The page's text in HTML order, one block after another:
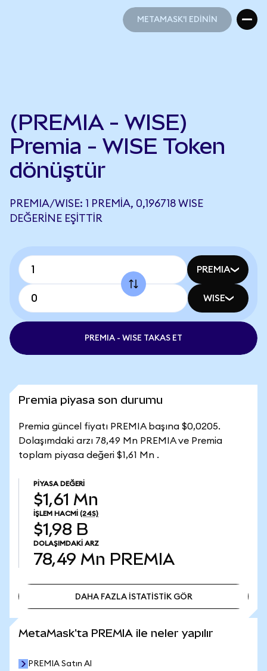
METAMASK'I EDİNİN
(PREMIA - WISE)
Premia - WISE Token
dönüştür
PREMIA/WISE: 1 PREMIA, 0,196718 WISE
DEĞERINE EŞITTIR
PREMIA
WISE
PREMIA - WISE TAKAS ET
Premia piyasa son durumu
Premia güncel fiyatı PREMIA başına $0,0205.
Dolaşımdaki arzı 78,49 Mn PREMIA ve Premia
toplam piyasa değeri $1,61 Mn .
PIYASA DEĞERI
$1,61 Mn
İŞLEM HACMI (24S)
$1,98 B
DOLAŞIMDAKI ARZ
78,49 Mn PREMIA
DAHA FAZLA İSTATİSTİK GÖR
MetaMask'ta PREMIA ile neler yapılır
PREMIA Satın Al